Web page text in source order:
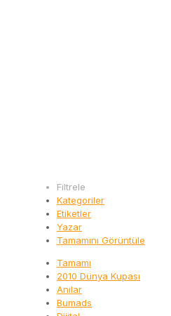
Filtrele
Kategoriler
Etiketler
Yazar
Tamamını Görüntüle
Tamamı
2010 Dünya Kupası
Anılar
Bumads